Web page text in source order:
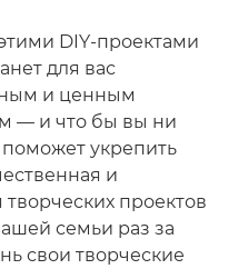
DIY-проектами
для вас
и ценным
— и что бы вы ни
поможет укрепить
и
проектов
семьи раз за
свои творческие